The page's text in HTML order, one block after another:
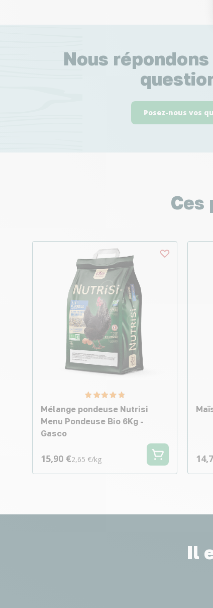
Nous
Posez-nous vos
Ces
Mélange pondeuse Nutrisi
Menu Pondeuse Bio 6Kg -
Gasco
15,90 €2,65 €/kg
Il